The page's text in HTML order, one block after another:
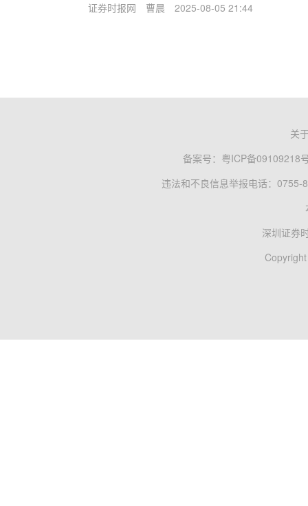
证券时报网 曹晨 2025-08-05 21:44
关
备案号： 粤ICP备09109218
违法和不良信息举报电话：0755-
深圳证券